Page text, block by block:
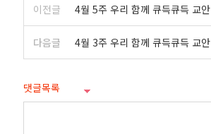
이전글 4월 5주 우리 함께 큐득큐득 교안
다음글 4월 3주 우리 함께 큐득큐득 교안
댓글목록